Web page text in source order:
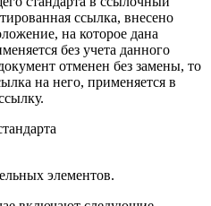
ссылка, внесено
на которое дана
без учета данного
отменен без замены, то
на него, применяется в
элементов.